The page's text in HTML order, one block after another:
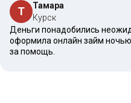
Т
Тамара
Курск
Деньги понадобились
оформила онлайн займ
за помощь.